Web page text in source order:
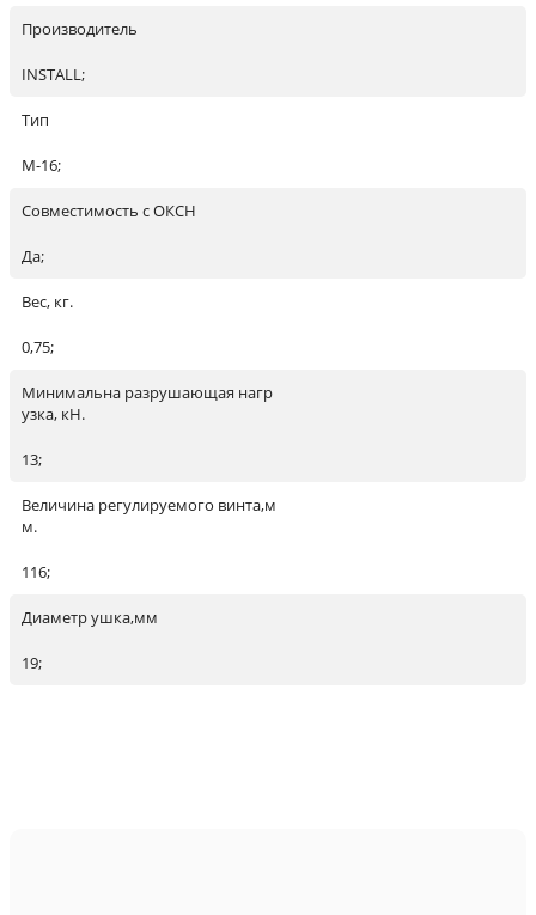
Производитель
INSTALL;
Тип
М-16;
Совместимость с ОКСН
Да;
Вес, кг.
0,75;
Минимальна разрушающая нагр
узка, кН.
13;
Величина регулируемого винта,м
м.
116;
Диаметр ушка,мм
19;